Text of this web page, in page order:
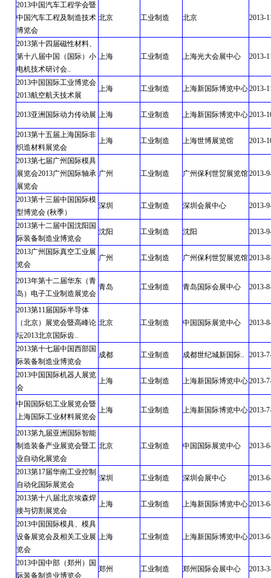
2013中国汽车工程学会暨
中国汽车工程及制造技术
博览会
北京 工业制造 北京 2013-
2013第十四届磁性材料、
第十八届中国（国际）小
电机技术研讨会..
上海 工业制造 上海光大会展中心 2013-
2013中国国际工业博览会
2013航空航天技术展
上海 工业制造 上海新国际博览中心2013-
2013亚洲国际动力传动展 上海 工业制造 上海新国际博览中心2013-
2013第十五届上海国际非
织造材料展览会
上海 工业制造 上海世博展览馆 2013-
2013第七届广州国际模具
展览会2013广州国际轴承
展览会
广州 工业制造 广州保利世贸展览馆2013-
2013第十三届中国国际模
型博览会 (秋季）
深圳 工业制造 深圳会展中心 2013-
2013第十二届中国沈阳国
际装备制造业博览会
沈阳 工业制造 沈阳 2013-
2013广州国际真空工业展
览会
广州 工业制造 广州保利世贸展览馆2013-
2013年第十二届华东（青
岛）电子工业制造展览会
青岛 工业制造 青岛国际会展中心 2013-
2013第11届国际半导体
（北京）展览会暨高峰论
坛2013北京国际齿..
北京 工业制造 中国国际展览中心 2013-
2013第十七届中国西部国
际装备制造业博览会
成都 工业制造 成都世纪城新国际.. 2013-
2013中国国际机器人展览
会
上海 工业制造 上海新国际博览中心2013-
中国国际铝工业展览会暨
上海国际工业材料展览会
上海 工业制造 上海新国际博览中心2013-
2013第九届亚洲国际智能
制造装备产业展览会暨工
业自动化展览会
北京 工业制造 中国国际展览中心 2013-
2013第17届华南工业控制
自动化国际展览会
深圳 工业制造 深圳会展中心 2013-
2013第十八届北京埃森焊
接与切割展览会
上海 工业制造 上海新国际博览中心2013-
2013中国国际模具、模具
设备展览会及相关工业展
览会
上海 工业制造 上海新国际博览中心2013-
2013中国中部（郑州）国
际装备制造业博览会
郑州 工业制造 郑州国际会展中心 2013-